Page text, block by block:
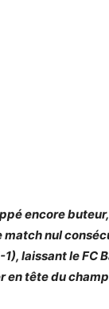
encore
match nul
laissant le FC
en tête du